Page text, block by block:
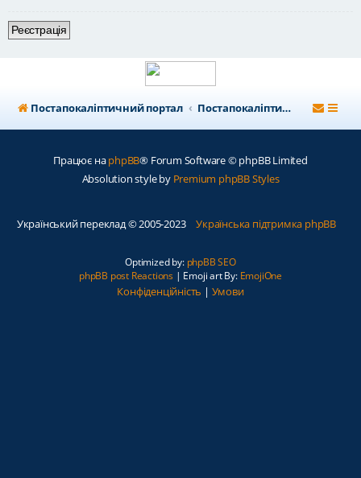
Реєстрація
Постапокаліптичний портал Постапокаліптичний форум
Працює наphpBB® Forum Software © phpBB Limited
Absolution style by Premium phpBB Styles
Український переклад © 2005-2023 Українська підтримка phpBB
Optimized by: phpBB SEO
phpBB post Reactions| Emoji art By: EmojiOne
Конфіденційність | Умови